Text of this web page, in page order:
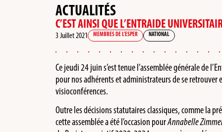
ACTUALITÉS
C’EST AINSI QUE L’ENTRAIDE
3 Juillet 2021 MEMBRES DE L’ESPER NATIONAL
Ce jeudi 24 juin s’est tenue l’assemblée générale de
pour nos adhérents et administrateurs de se retrouver
visioconférences.
Outre les décisions statutaires classiques, comme la
cette assemblée a été l’occasion pourAnnabelle